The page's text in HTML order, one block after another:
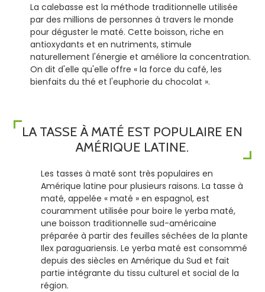
La calebasse est la méthode traditionnelle utilisée
par des millions de personnes à travers le monde
pour déguster le maté. Cette boisson, riche en
antioxydants et en nutriments, stimule
naturellement l'énergie et améliore la concentration.
On dit d'elle qu'elle offre « la force du café, les
bienfaits du thé et l'euphorie du chocolat ».
LA TASSE À MATÉ EST POPULAIRE EN
AMÉRIQUE LATINE.
Les tasses à maté sont très populaires en
Amérique latine pour plusieurs raisons. La tasse à
maté, appelée « maté » en espagnol, est
couramment utilisée pour boire le yerba maté,
une boisson traditionnelle sud-américaine
préparée à partir des feuilles séchées de la plante
Ilex paraguariensis. Le yerba maté est consommé
depuis des siècles en Amérique du Sud et fait
partie intégrante du tissu culturel et social de la
région.